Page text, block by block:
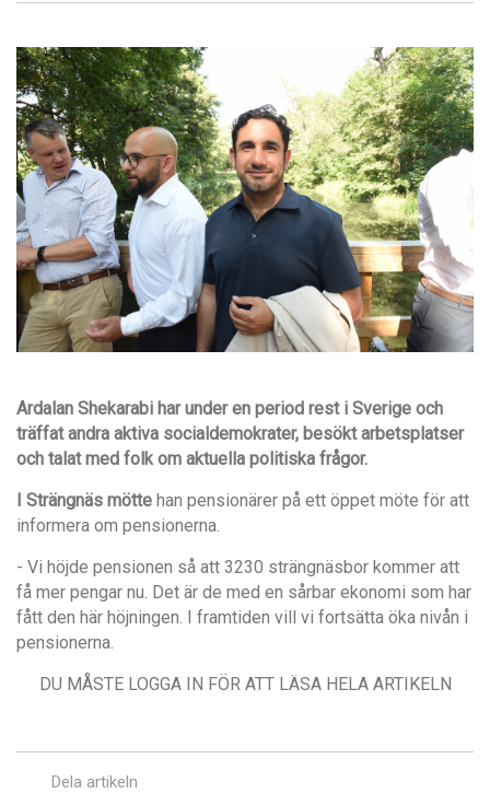
Ardalan Shekarabi har under en period rest i Sverige och
träffat andra aktiva socialdemokrater, besökt arbetsplatser
och talat med folk om aktuella politiska frågor.
I Strängnäs mötte han pensionärer på ett öppet möte för att
informera om pensionerna.
- Vi höjde pensionen så att 3230 strängnäsbor kommer att
få mer pengar nu. Det är de med en sårbar ekonomi som har
fått den här höjningen. I framtiden vill vi fortsätta öka nivån i
pensionerna.
DU MÅSTE LOGGA IN FÖR ATT LÄSA HELA ARTIKELN
Dela artikeln